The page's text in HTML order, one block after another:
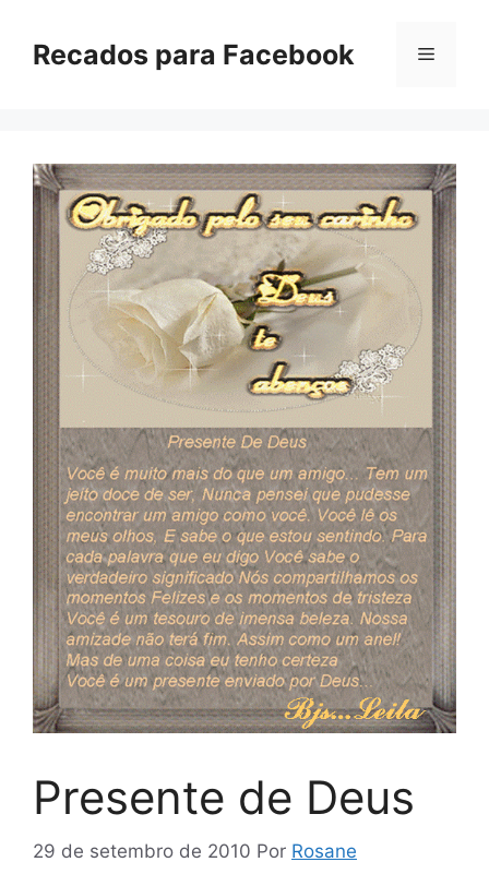
paraRecados para Facebook Menu
Presente de Deus
29 de setembro de 2010 Por Rosane